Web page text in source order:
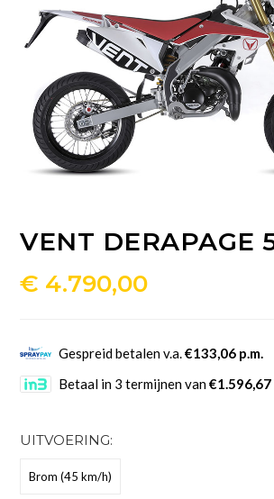
VENT DERAPAGE
€ 4.790,00
Gespreid betalen v.a.€133,06 p.m.
Betaal in 3 termijnen van€1.596,67
UITVOERING:
Brom (45 km/h)